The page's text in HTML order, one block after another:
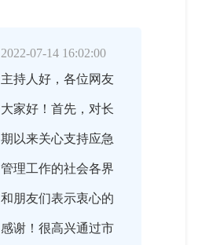
2022-07-14 16:02:00
主持人好，各位网友
大家好！首先，对长
期以来关心支持应急
管理工作的社会各界
和朋友们表示衷心的
感谢！很高兴通过市